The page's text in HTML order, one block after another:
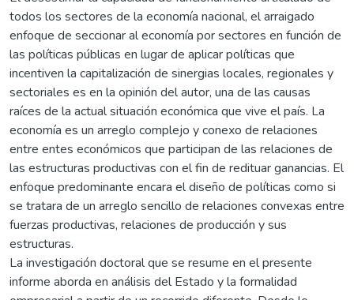
todos los sectores de la economía nacional, el arraigado
enfoque de seccionar al economía por sectores en función de
las políticas públicas en lugar de aplicar políticas que
incentiven la capitalización de sinergias locales, regionales y
sectoriales es en la opinión del autor, una de las causas
raíces de la actual situación económica que vive el país. La
economía es un arreglo complejo y conexo de relaciones
entre entes económicos que participan de las relaciones de
las estructuras productivas con el fin de redituar ganancias. El
enfoque predominante encara el diseño de políticas como si
se tratara de un arreglo sencillo de relaciones convexas entre
fuerzas productivas, relaciones de producción y sus
estructuras.
La investigación doctoral que se resume en el presente
informe aborda en análisis del Estado y la formalidad